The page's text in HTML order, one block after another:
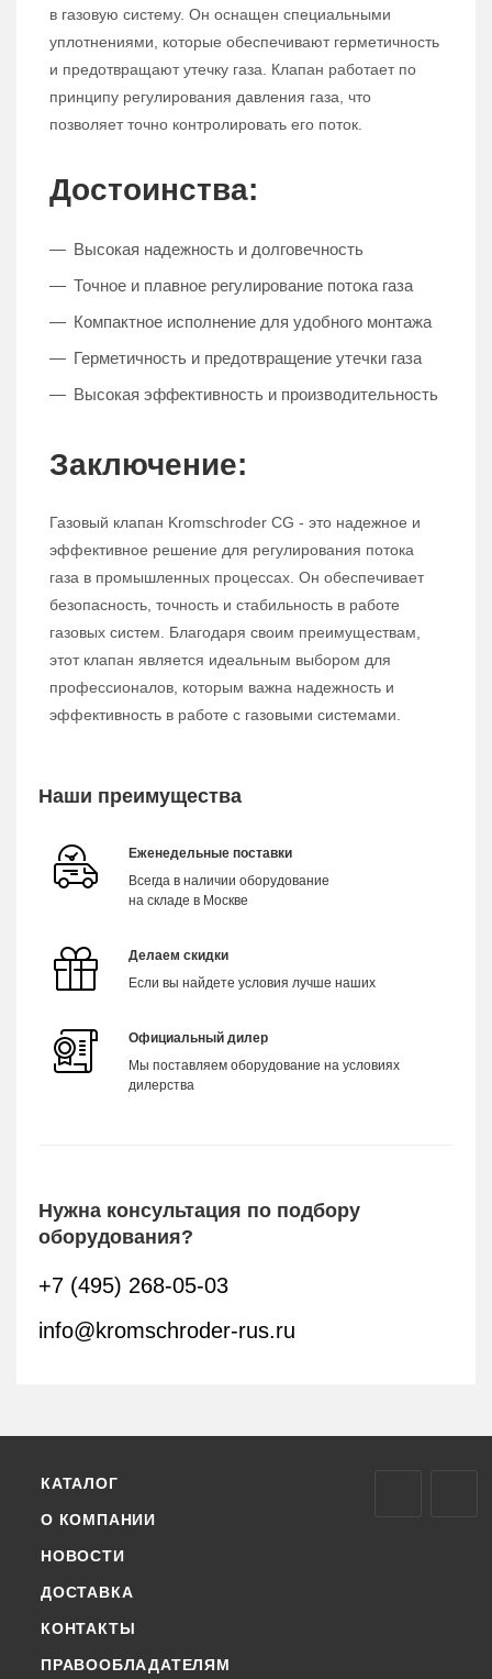
в газовую систему. Он оснащен специальными
уплотнениями, которые обеспечивают герметичность
и предотвращают утечку газа. Клапан работает по
принципу регулирования давления газа, что
позволяет точно контролировать его поток.
Достоинства:
Высокая надежность и долговечность
Точное и плавное регулирование потока газа
Компактное исполнение для удобного монтажа
Герметичность и предотвращение утечки газа
Высокая эффективность и производительность
Заключение:
Газовый клапан Kromschroder CG - это надежное и
эффективное решение для регулирования потока
газа в промышленных процессах. Он обеспечивает
безопасность, точность и стабильность в работе
газовых систем. Благодаря своим преимуществам,
этот клапан является идеальным выбором для
профессионалов, которым важна надежность и
эффективность в работе с газовыми системами.
Наши преимущества
Еженедельные поставки
Всегда в наличии оборудование
на складе в Москве
Делаем скидки
Если вы найдете условия лучше наших
Официальный дилер
Мы поставляем оборудование на условиях
дилерства
Нужна консультация по подбору
оборудования?
+7 (495) 268-05-03
info@kromschroder-rus.ru
КАТАЛОГ
О КОМПАНИИ
НОВОСТИ
ДОСТАВКА
КОНТАКТЫ
ПРАВООБЛАДАТЕЛЯМ